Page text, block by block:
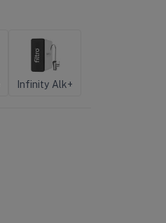
Infinity Alk+